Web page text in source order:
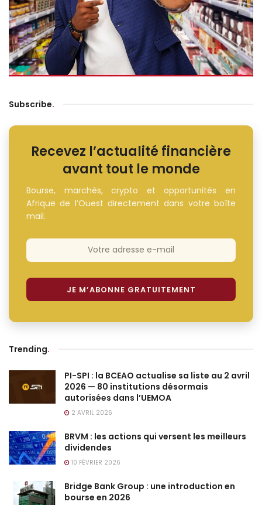
Subscribe.
Recevez l’actualité financière
avant tout le monde
Bourse, marchés, crypto et opportunités en
Afrique de l’Ouest directement dans votre boîte
mail.
Trending.
PI-SPI : la BCEAO actualise sa liste au 2 avril
2026 — 80 institutions désormais
autorisées dans l’UEMOA
2 AVRIL 2026
BRVM : les actions qui versent les meilleurs
dividendes
10 FÉVRIER 2026
Bridge Bank Group : une introduction en
bourse en 2026